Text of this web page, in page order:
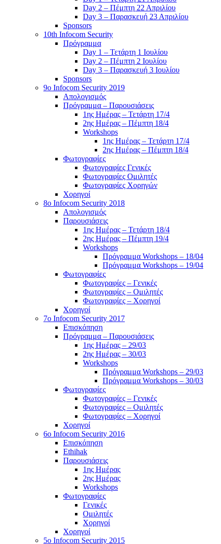
Day 2 – Πέμπτη 22 Απριλίου
Day 3 – Παρασκευή 23 Απριλίου
Sponsors
10th Infocom Security
Πρόγραμμα
Day 1 – Τετάρτη 1 Ιουλίου
Day 2 – Πέμπτη 2 Ιουλίου
Day 3 – Παρασκευή 3 Ιουλίου
Sponsors
9ο Infocom Security 2019
Απολογισμός
Πρόγραμμα – Παρουσιάσεις
1ης Ημέρας – Τετάρτη 17/4
2ης Ημέρας – Πέμπτη 18/4
Workshops
1ης Ημέρας – Τετάρτη 17/4
2ης Ημέρας – Πέμπτη 18/4
Φωτογραφίες
Φωτογραφίες Γενικές
Φωτογραφίες Ομιλητές
Φωτογραφίες Χορηγών
Χορηγοί
8ο Infocom Security 2018
Απολογισμός
Παρουσιάσεις
1ης Ημέρας – Τετάρτη 18/4
2ης Ημέρας – Πέμπτη 19/4
Workshops
Πρόγραμμα Workshops – 18/04
Πρόγραμμα Workshops – 19/04
Φωτογραφίες
Φωτογραφίες – Γενικές
Φωτογραφίες – Ομιλητές
Φωτογραφίες – Χορηγοί
Χορηγοί
7o Infocom Security 2017
Επισκόπηση
Πρόγραμμα – Παρουσιάσεις
1ης Ημέρας – 29/03
2ης Ημέρας – 30/03
Workshops
Πρόγραμμα Workshops – 29/03
Πρόγραμμα Workshops – 30/03
Φωτογραφίες
Φωτογραφίες – Γενικές
Φωτογραφίες – Ομιλητές
Φωτογραφίες – Χορηγοί
Χορηγοί
6o Infocom Security 2016
Επισκόπηση
Ethihak
Παρουσιάσεις
1ης Ημέρας
2ης Ημέρας
Workshops
Φωτογραφίες
Γενικές
Ομιλητές
Χορηγοί
Χορηγοί
5o Infocom Security 2015